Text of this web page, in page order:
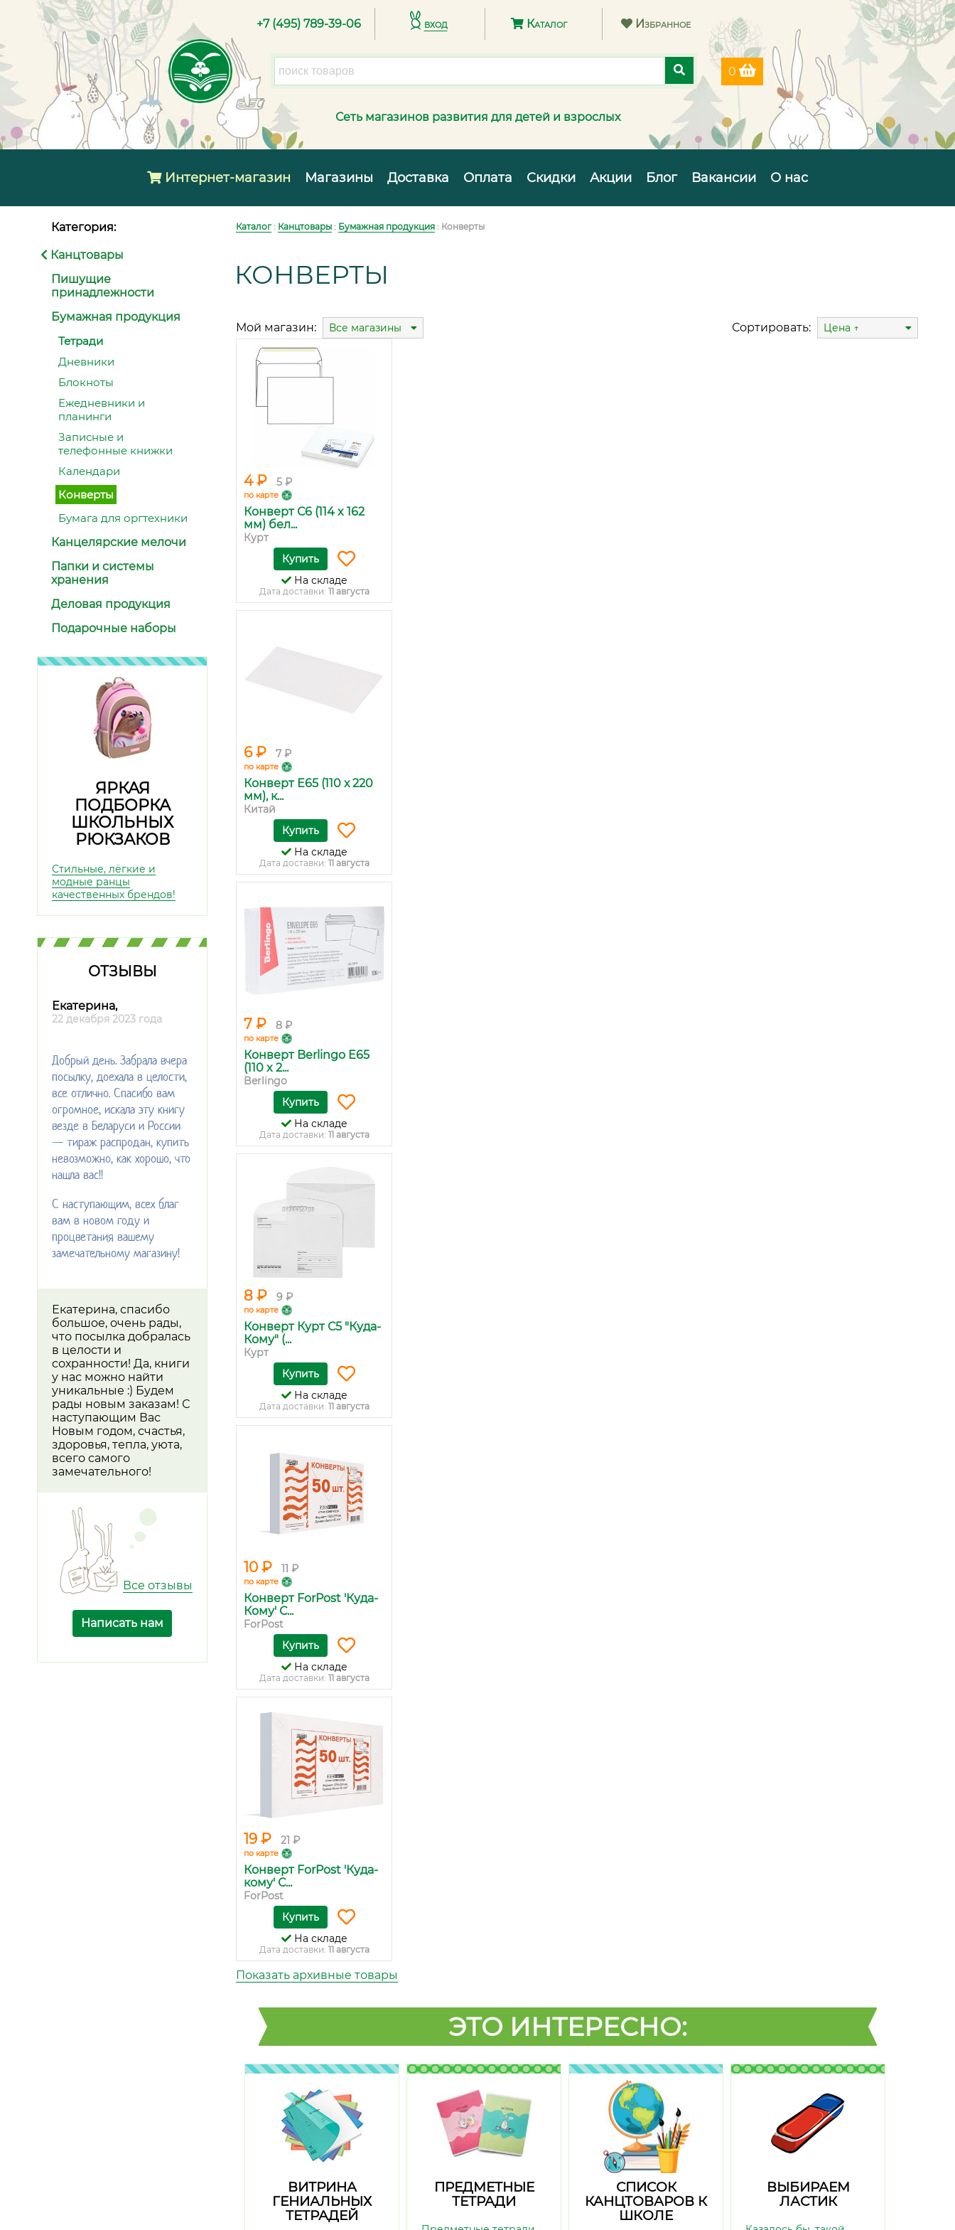
+7 (495) 789-39-06 вход Каталог Избранное
0
Сеть магазинов развития для детей и взрослых
Интернет-магазин Магазины Доставка Оплата Скидки Акции Блог Вакансии О нас
Категория:
Канцтовары
Пишущие
принадлежности
Бумажная продукция
Тетради
Дневники
Блокноты
Ежедневники и
планинги
Записные и
телефонные книжки
Календари
Конверты
Бумага для оргтехники
Канцелярские мелочи
Папки и системы
хранения
Деловая продукция
Подарочные наборы
ЯРКАЯ
ПОДБОРКА
ШКОЛЬНЫХ
РЮКЗАКОВ
Стильные, лёгкие и
модные ранцы
качественных брендов!
ОТЗЫВЫ
Екатерина,
22 декабря 2023 года
Добрый день. Забрала вчера
посылку, доехала в целости,
все отлично. Спасибо вам
огромное, искала эту книгу
везде в Беларуси и России
— тираж распродан, купить
невозможно, как хорошо, что
нашла вас!!
С наступающим, всех благ
вам в новом году и
процветания вашему
замечательному магазину!
Екатерина, спасибо
большое, очень рады,
что посылка добралась
в целости и
сохранности! Да, книги
у нас можно найти
уникальные :) Будем
рады новым заказам! С
наступающим Вас
Новым годом, счастья,
здоровья, тепла, уюта,
всего самого
замечательного!
Все отзывы
Написать нам
Каталог: Канцтовары : Бумажная продукция : Конверты
КОНВЕРТЫ
Мой магазин: Все магазины Сортировать: Цена ↑
4 ₽ 5 ₽
по карте
Конверт С6 (114 x 162
мм) бел...
Курт
Купить
На складе
Дата доставки: 11 августа
6 ₽ 7 ₽
по карте
Конверт Е65 (110 х 220
мм), к...
Китай
Купить
На складе
Дата доставки: 11 августа
7 ₽ 8 ₽
по карте
Конверт Berlingo E65
(110 x 2...
Berlingo
Купить
На складе
Дата доставки: 11 августа
8 ₽ 9 ₽
по карте
Конверт Курт С5 "Куда-
Кому" (...
Курт
Купить
На складе
Дата доставки: 11 августа
10 ₽ 11 ₽
по карте
Конверт ForPost 'Куда-
Кому' С...
ForPost
Купить
На складе
Дата доставки: 11 августа
19 ₽ 21 ₽
по карте
Конверт ForPost 'Куда-
кому' С...
ForPost
Купить
На складе
Дата доставки: 11 августа
Показать архивные товары
ЭТО ИНТЕРЕСНО:
ВИТРИНА
ГЕНИАЛЬНЫХ
ТЕТРАДЕЙ
ПРЕДМЕТНЫЕ
ТЕТРАДИ
СПИСОК
КАНЦТОВАРОВ К
ШКОЛЕ
ВЫБИРАЕМ
ЛАСТИК